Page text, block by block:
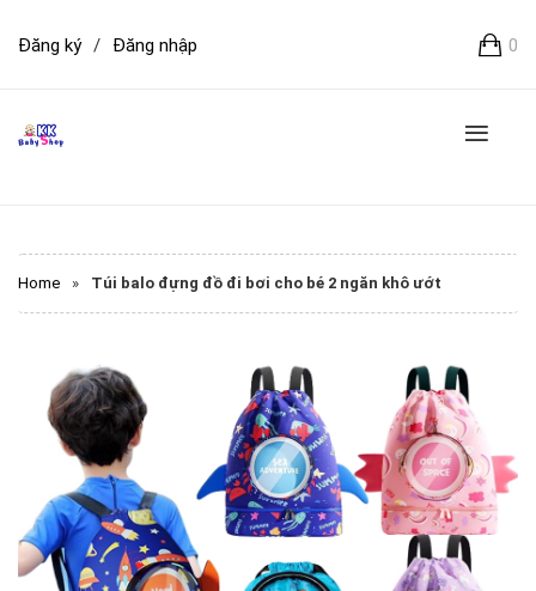
0
Đăng ký / Đăng nhập
Home » Túi balo đựng đồ đi bơi cho bé 2 ngăn khô ướt